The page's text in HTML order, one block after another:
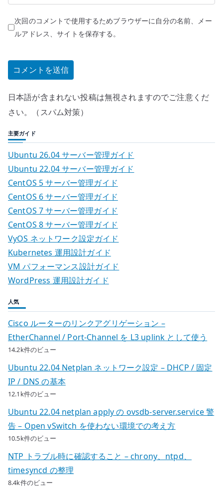
次回のコメントで使用するためブラウザーに自分の名前、メー
ルアドレス、サイトを保存する。
日本語が含まれない投稿は無視されますのでご注意くだ
さい。（スパム対策）
主要ガイド
Ubuntu 26.04 サーバー管理ガイド
Ubuntu 22.04 サーバー管理ガイド
CentOS 5 サーバー管理ガイド
CentOS 6 サーバー管理ガイド
CentOS 7 サーバー管理ガイド
CentOS 8 サーバー管理ガイド
VyOS ネットワーク設定ガイド
Kubernetes 運用設計ガイド
VM パフォーマンス設計ガイド
WordPress 運用設計ガイド
人気
Cisco ルーターのリンクアグリゲーション –
EtherChannel / Port-Channel を L3 uplink として使う
14.2k件のビュー
Ubuntu 22.04 Netplan ネットワーク設定 – DHCP / 固定
IP / DNS の基本
12.1k件のビュー
Ubuntu 22.04 netplan apply の ovsdb-server.service 警
告 – Open vSwitch を使わない環境での考え方
10.5k件のビュー
NTP トラブル時に確認すること – chrony、ntpd、
timesyncd の整理
8.4k件のビュー